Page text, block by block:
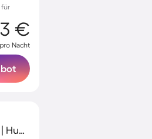
für
€
pro Nacht
Gemütliches Apartment mit Terrasse und Grill | Hunde erlaubt